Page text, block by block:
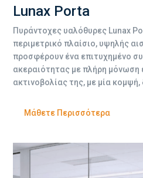
Lunax Porta
Πυράντοχες υαλόθυρες Lunax
περιμετρικό πλαίσιο, υψηλής
προσφέρουν ένα επιτυχημένο
ακεραιότητας με πλήρη μόνωση
ακτινοβολίας της, με μία
Μάθετε Περισσότερα